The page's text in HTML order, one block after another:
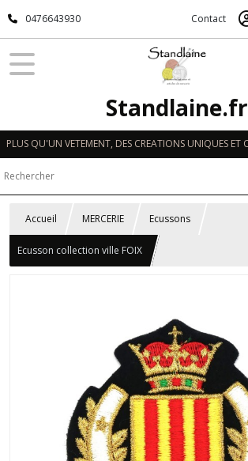
0476643930 Contact
Standlaine.fr
Accueil MERCERIE Ecussons
Ecusson collection ville FOIX